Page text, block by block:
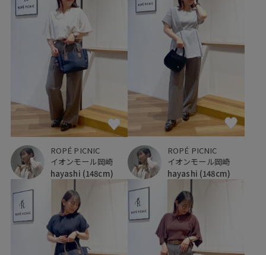
ROPÉ PICNIC
イオンモール岡崎
hayashi (148cm)
ROPÉ PICNIC
イオンモール岡崎
hayashi (148cm)